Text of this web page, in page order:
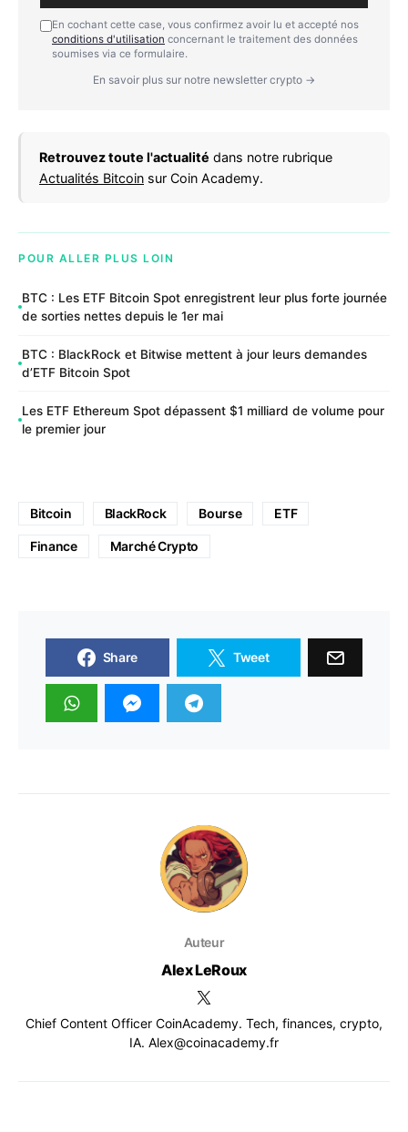
En cochant cette case, vous confirmez avoir lu et accepté nos
conditions d'utilisation concernant le traitement des données
soumises via ce formulaire.
En savoir plus sur notre newsletter crypto →
Retrouvez toute l'actualité dans notre rubrique
Actualités Bitcoin sur Coin Academy.
POUR ALLER PLUS LOIN
BTC : Les ETF Bitcoin Spot enregistrent leur plus forte journée
de sorties nettes depuis le 1er mai
BTC : BlackRock et Bitwise mettent à jour leurs demandes
d’ETF Bitcoin Spot
Les ETF Ethereum Spot dépassent $1 milliard de volume pour
le premier jour
Bitcoin BlackRock Bourse ETF
Finance Marché Crypto
Share Tweet
Auteur
Alex LeRoux
Chief Content Officer CoinAcademy. Tech, finances, crypto,
IA. Alex@coinacademy.fr